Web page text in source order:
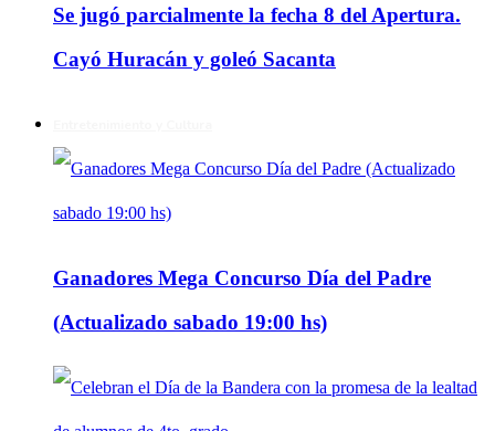
Se jugó parcialmente la fecha 8 del Apertura.
Cayó Huracán y goleó Sacanta
Ganadores Mega Concurso Día del Padre
(Actualizado sabado 19:00 hs)